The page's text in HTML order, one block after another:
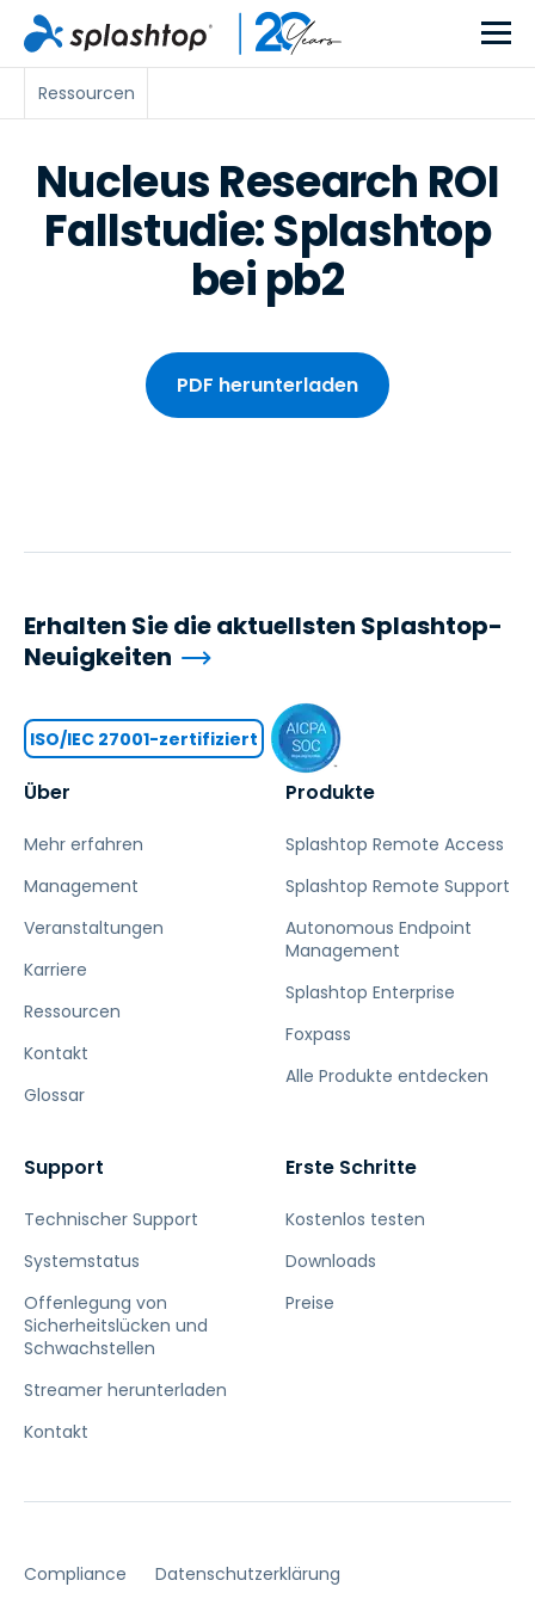
Ressourcen
Nucleus Research ROI
Fallstudie: Splashtop
bei pb2
PDF herunterladen
Über
Mehr erfahren
Management
Veranstaltungen
Karriere
Ressourcen
Kontakt
Glossar
Produkte
Splashtop Remote Access
Splashtop Remote Support
Autonomous Endpoint
Management
Splashtop Enterprise
Foxpass
Alle Produkte entdecken
Support
Technischer Support
Systemstatus
Offenlegung von
Sicherheitslücken und
Schwachstellen
Streamer herunterladen
Kontakt
Erste Schritte
Kostenlos testen
Downloads
Preise
Erhalten Sie die aktuellsten Splashtop-
Neuigkeiten
ISO/IEC 27001-zertifiziert
Compliance Datenschutzerklärung